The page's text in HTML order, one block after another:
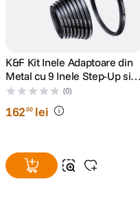
lavaliera
card memorie
8. ulanzi
9. insta 360
K&F Kit Inele Adaptoare din
Metal cu 9 Inele Step-Up si 9
Inele Step-Down
(0)
16200 lei